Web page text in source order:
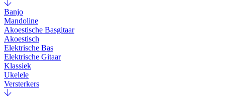
Banjo
Mandoline
Akoestische Basgitaar
Akoestisch
Elektrische Bas
Elektrische Gitaar
Klassiek
Ukelele
Versterkers